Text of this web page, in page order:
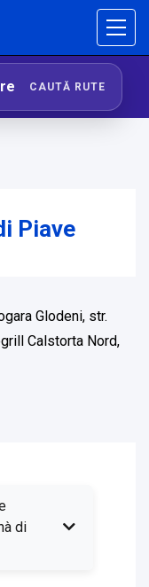
CAUTĂ RUTE
Piave
Glodeni, str.
Calstorta Nord,
di